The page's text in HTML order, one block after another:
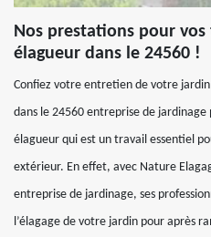
Nos prestations pour
élagueur dans le 24560 !
Confiez votre entretien de votre
dans le 24560 entreprise de
élagueur qui est un travail essentiel
extérieur. En effet, avec Nature
entreprise de jardinage, ses
l’élagage de votre jardin pour après